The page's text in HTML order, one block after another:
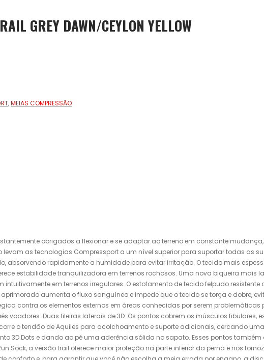
GREY DAWN/CEYLON YELLOW
,MEIAS COMPRESSÃO
obrigados a flexionar e se adaptar ao terreno em constante
levam as tecnologias Compressport a um nível superior para suportar todas as
absorvendo rapidamente a humidade para evitar irritação. O tecido mais
estabilidade tranquilizadora em terrenos rochosos. Uma nova biqueira
em terrenos irregulares. O estofamento de tecido felpudo
aumenta o fluxo sanguíneo e impede que o tecido se torça e dobre,
contra os elementos externos em áreas conhecidas por serem
voadores. Duas fileiras laterais de 3D. Os pontos cobrem os músculos
o tendão de Aquiles para acolchoamento e suporte adicionais, cercando
3D.Dots e dando ao pé uma aderência sólida no sapato. Esses pontos
Sock, a versão trail oferece maior proteção na parte inferior da perna e nos